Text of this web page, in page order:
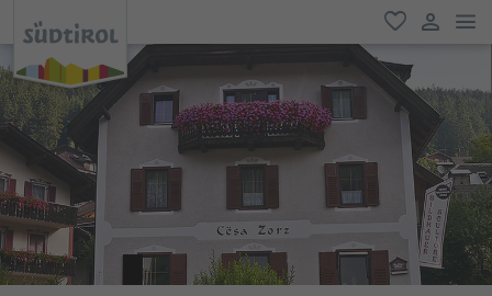
favoriti
user link